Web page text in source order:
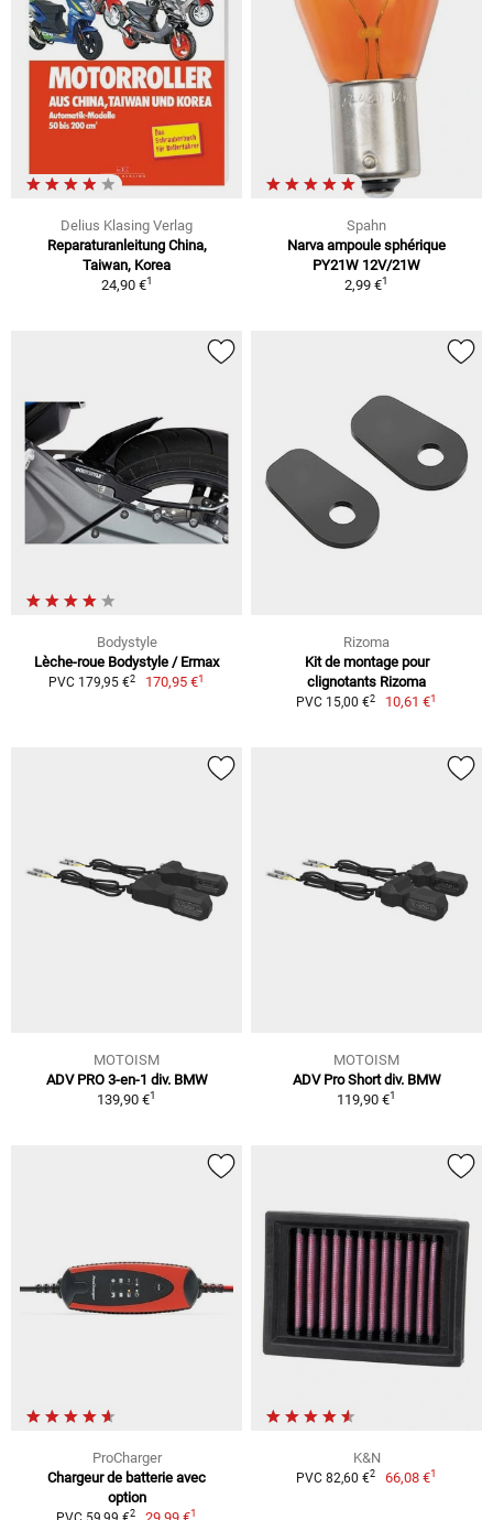
Delius Klasing Verlag
Reparaturanleitung China,
Taiwan, Korea
24,90 €1
Spahn
Narva ampoule sphérique
PY21W 12V/21W
2,99 €1
Bodystyle
Lèche-roue Bodystyle / Ermax
PVC 179,95 €2 170,95 €1
Rizoma
Kit de montage pour
clignotants Rizoma
PVC 15,00 €2 10,61 €1
MOTOISM
ADV PRO 3-en-1 div. BMW
139,90 €1
MOTOISM
ADV Pro Short div. BMW
119,90 €1
ProCharger
Chargeur de batterie avec
option
2 1
K&N
PVC 82,60 €2 66,08 €1